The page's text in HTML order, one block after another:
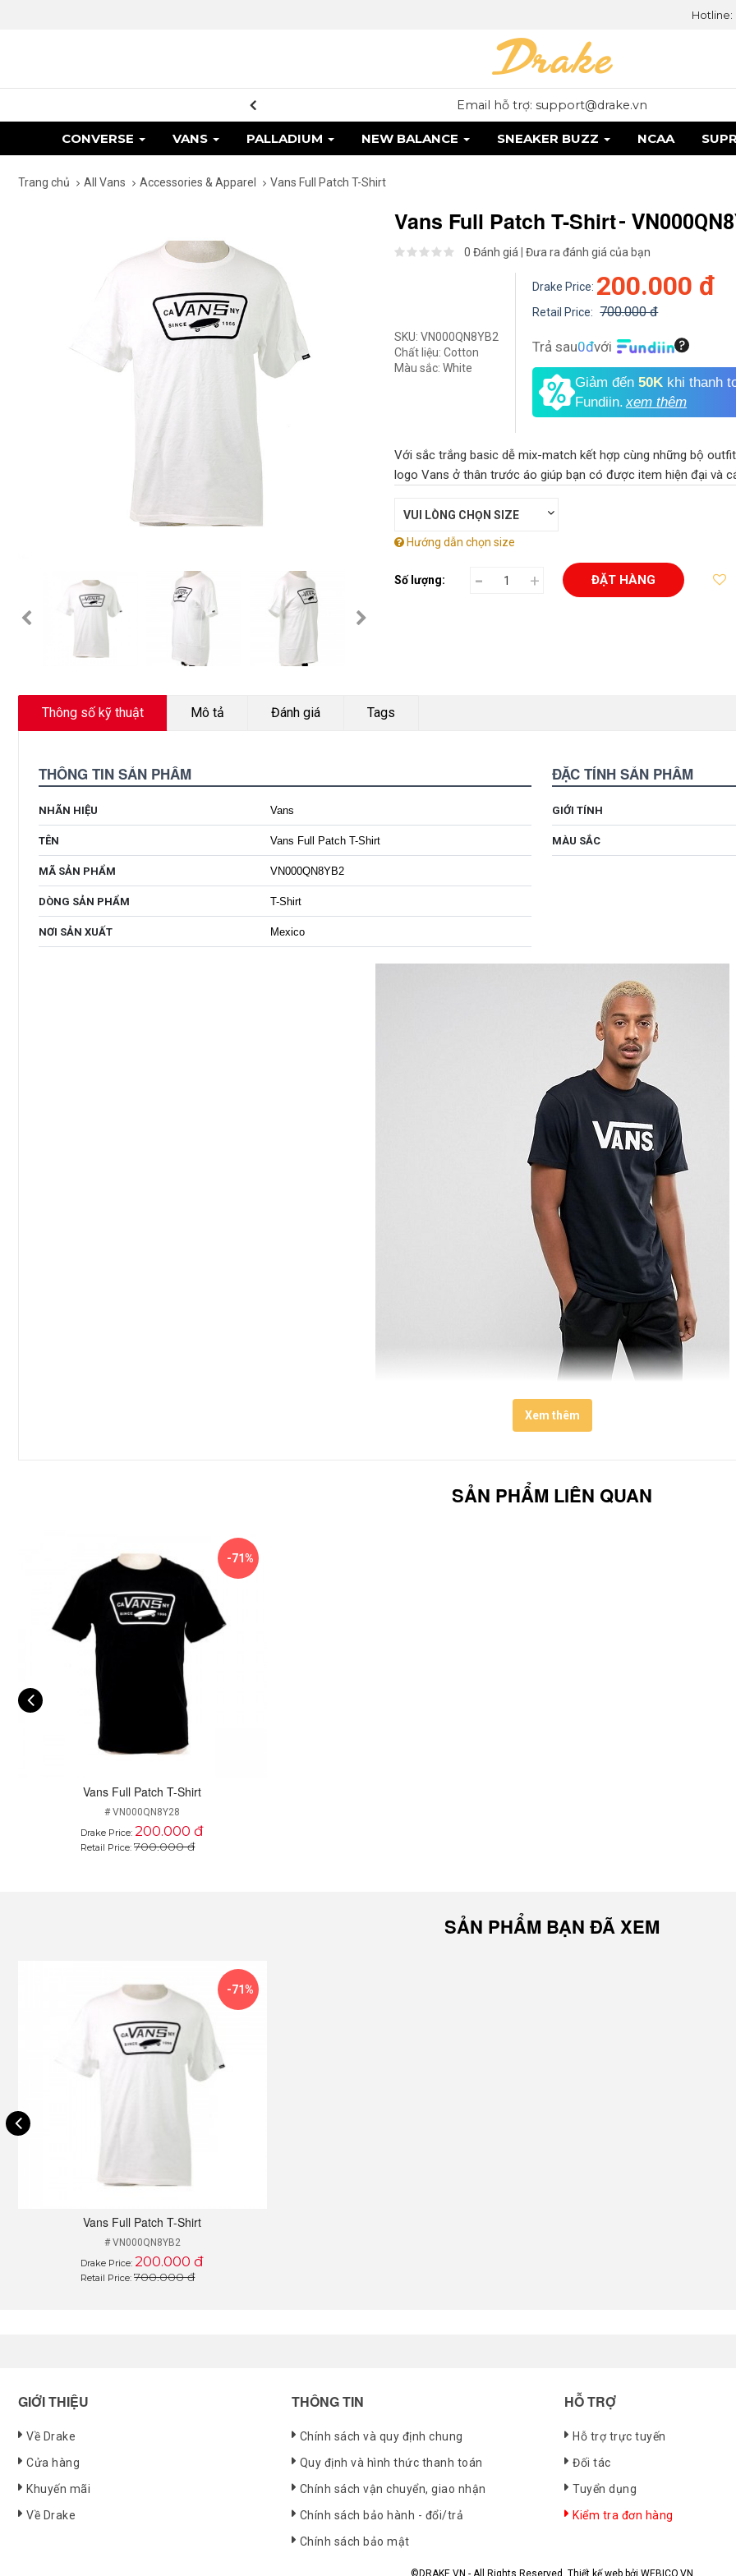
Hotline:
Email hỗ trợ: support@drake.vn
CONVERSE VANS PALLADIUM NEW BALANCE SNEAKER BUZZ NCAA
Trang chủ All Vans Accessories & Apparel Vans Full Patch T-Shirt
Vans Full Patch T-Shirt-
0 Đánh giá |Đưa ra đánh giá của bạn
SKU:VN000QN8YB2
Chất liệu:Cotton
Màu sắc:White
Drake Price: 200.000 đ
Retail Price: 700.000 đ
Trả sau0đvới
Giảm đến 50K khi thanh
Fundiin. xem thêm
Với sắc trắng basic dễ mix-match kết hợp cùng những bộ
logo Vans ở thân trước áo giúp bạn có được item hiện đại và
Hướng dẫn chọn size
Số lượng: - + ĐẶT HÀNG
Thông số kỹ thuật Mô tả Đánh giá Tags
THÔNG TIN SẢN PHẨM
NHÃN HIỆU Vans
TÊN Vans Full Patch T-Shirt
MÃ SẢN PHẨM VN000QN8YB2
DÒNG SẢN PHẨM T-Shirt
NƠI SẢN XUẤT Mexico
ĐẶC TÍNH SẢN PHẨM
GIỚI TÍNH
MÀU SẮC
Thời trang Vans có đặc điểm chung là mang kiểu dáng phù hợp cho cả nam và nữ.Cùng nhiều mẫu mã đa dạng thích hợp
thống Drake VN, các bạn nhanh chóng ghé và chọn cho mình mẫu áo phù hợp nhất nhé
Xem thêm
SẢN PHẨM LIÊN QUAN
-71%
Vans Full Patch T-Shirt
# VN000QN8Y28
Drake Price: 200.000 đ
Retail Price:700.000 đ
SẢN PHẨM BẠN ĐÃ XEM
-71%
Vans Full Patch T-Shirt
# VN000QN8YB2
Drake Price: 200.000 đ
Retail Price:700.000 đ
GIỚI THIỆU
Về Drake
Cửa hàng
Khuyến mãi
Về Drake
THÔNG TIN
Chính sách và quy định chung
Quy định và hình thức thanh toán
Chính sách vận chuyển, giao nhận
Chính sách bảo hành - đổi/trả
Chính sách bảo mật
HỖ TRỢ
Hỗ trợ trực tuyến
Đối tác
Tuyển dụng
Kiểm tra đơn hàng